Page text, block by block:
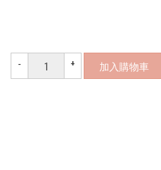
- + 加入購物車